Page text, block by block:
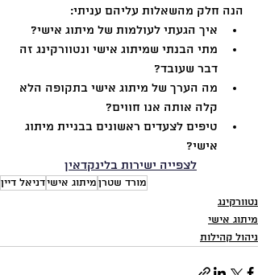
הנה חלק מהשאלות עליהם עניתי:
איך הגעתי לעולמות של מיתוג אישי?
מתי הבנתי שמיתוג אישי ונטוורקינג זה
דבר שעובד?
מה הערך של מיתוג אישי בתקופה הלא
קלה אותה אנו חווים?
טיפים לצעדים ראשונים בבניית מיתוג
אישי?
לצפייה ישירות בלינקדאין
מורד שטרןמיתוג אישידניאל דיין
נטוורקינג
מיתוג אישי
ניהול קהילות